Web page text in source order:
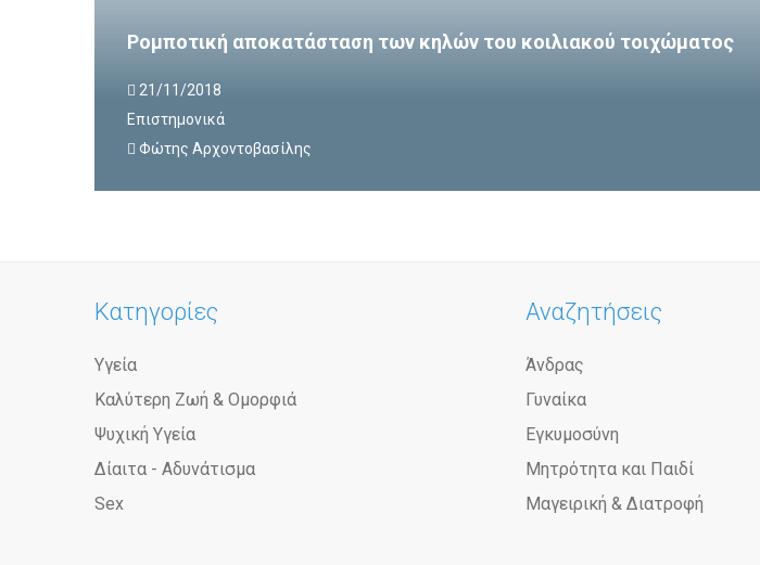
Ρομποτική αποκατάσταση των κηλών του κοιλιακού τοιχώματος
21/11/2018
Επιστημονικά
Φώτης Αρχοντοβασίλης
Κατηγορίες
Υγεία
Καλύτερη Ζωή & Ομορφιά
Ψυχική Υγεία
Δίαιτα - Αδυνάτισμα
Sex
Αναζητήσεις
Άνδρας
Γυναίκα
Εγκυμοσύνη
Μητρότητα και Παιδί
Μαγειρική & Διατροφή